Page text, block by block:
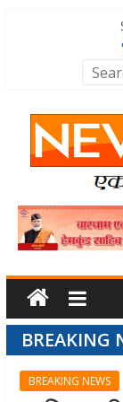
BREAKING
BREAKING NEWS